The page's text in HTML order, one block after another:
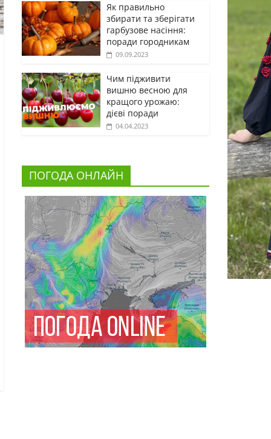
Як правильно
збирати та зберігати
гарбузове насіння:
поради городникам
09.09.2023
Чим підживити
вишню весною для
кращого урожаю:
дієві поради
04.04.2023
ПОГОДА ОНЛАЙН